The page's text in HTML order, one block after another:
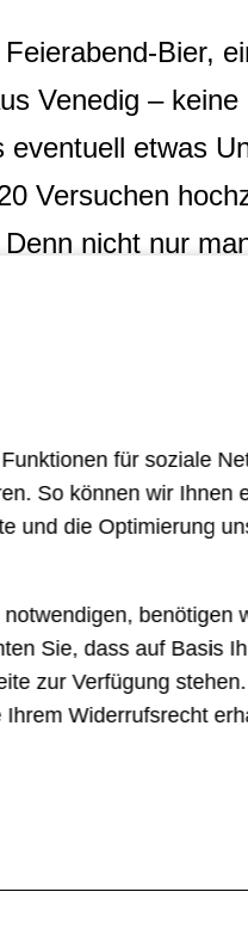
Bier,
Venedig –
etwas
Versuchen
nicht nur
sie selbst auch
stillen
werden, aber
wie gewohnt
Bild
Beiträge
für soziale
So können wir Ihnen
und die Optimierung
benötigen
Sie, dass auf Basis
zur Verfügung
Widerrufsrecht